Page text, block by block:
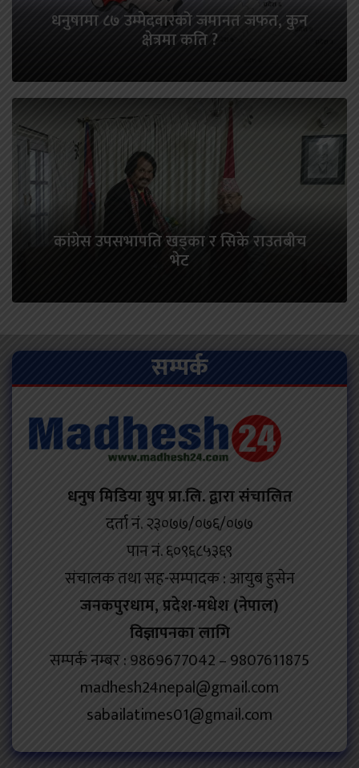
धनुषामा ८७ उम्मेदवारको जमानत जफत, कुन
क्षेत्रमा कति ?
कांग्रेस उपसभापति खड्का र सिके राउतबीच
भेट
सम्पर्क
धनुष मिडिया ग्रुप प्रा.लि. द्वारा संचालित
दर्ता नं. २३०७७/०७६/०७७
पान नं. ६०९६८५३६९
संचालक तथा सह-सम्पादक : आयुब हुसेन
जनकपुरधाम, प्रदेश-मधेश (नेपाल)
विज्ञापनका लागि
सम्पर्क नम्बर : 9869677042 – 9807611875
madhesh24nepal@gmail.com
sabailatimes01@gmail.com